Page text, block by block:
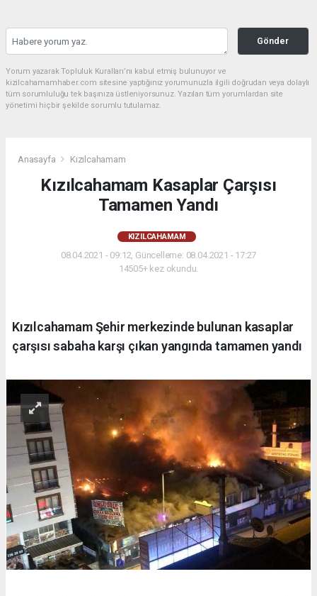
Gönder
Yorum yazarak Topluluk Kuralları’nı kabul etmiş bulunuyor ve
kizilcahamamhaber.com sitesine yaptığınız yorumunuzla ilgili doğrudan veya dolaylı
tüm sorumluluğu tek başınıza üstleniyorsunuz. Yazılan tüm yorumlardan site
yönetimi hiçbir şekilde sorumlu tutulamaz.
Anasayfa Kızılcahamam
Kızılcahamam Kasaplar Çarşısı
Tamamen Yandı
KIZILCAHAMAM
08.04.2021 - 09:12, Güncelleme: 08.04.2021 - 17:27
14505+ kez okundu.
Kızılcahamam Şehir merkezinde bulunan kasaplar
çarşısı sabaha karşı çıkan yangında tamamen yandı